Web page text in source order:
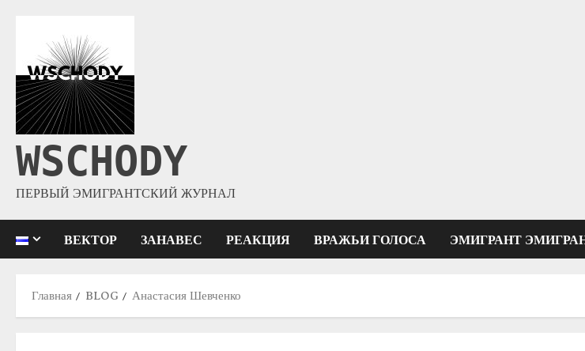
WSCHODY
ПЕРВЫЙ ЭМИГРАНТСКИЙ ЖУРНАЛ
ВЕКТОР ЗАНАВЕС РЕАКЦИЯ ВРАЖЬИ ГОЛОСА ЭМИГРАНТ
Главная BLOG Анастасия Шевченко